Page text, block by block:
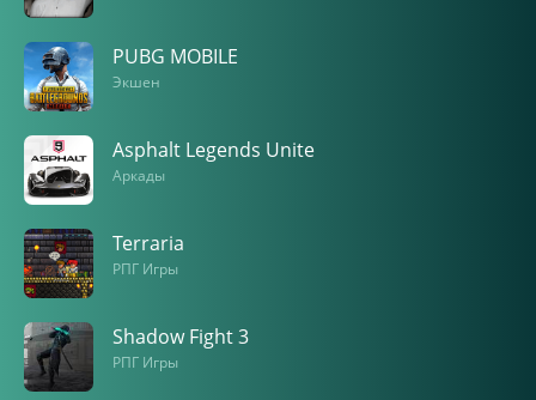
PUBG MOBILE
Экшен
Asphalt Legends Unite
Аркады
Terraria
РПГ Игры
Shadow Fight 3
РПГ Игры